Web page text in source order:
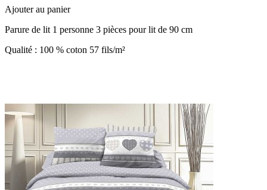
Ajouter au panier
Parure de lit 1 personne 3 pièces pour lit de 90 cm
Qualité : 100 % coton 57 fils/m²